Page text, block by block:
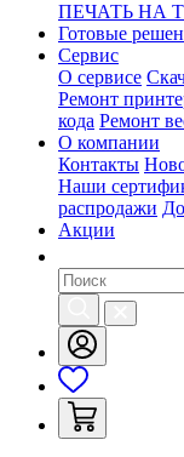
ПЕЧАТЬ НА
Готовые
Сервис
О сервисе
Ремонт
кода Ремонт
О компании
Контакты
Наши
распродажи
Акции